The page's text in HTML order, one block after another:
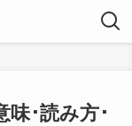
味･読み方･